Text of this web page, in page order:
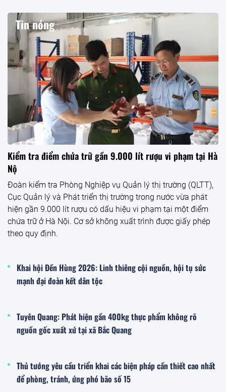
Du lịch Việt Nam bứt phá đầu năm 2026: Kỷ lục mới về lượng
khách quốc tế
ĐỔI MỚI SÁNG TẠO TRONG QUẢN LÝ DOANH NGHIỆP TẠI TẬP
ĐOÀN ĐÈO CẢ: ĐỘNG LỰC NỘI SINH VÀ THÁCH THỨC THỂ CHẾ
Xăng dầu biến động: Gánh nặng chi phí và bài toán ổn định thị
trường
Xúc tiến và Đầu tư
Trung tâm Truyền thông – Truyền hình Chống hàng giả
bảo vệ thương hiệu hợp tác AAP phát triển giải pháp xác
thực tài sản đấu giá
đấu giá tài sản (AAP) và Trung tâm Truyền thông – Truyền
hình chống hàng giả bảo vệ thương hiệu (HATAP) đã tổ
chức cuộc họp và thống nhất ký kết biên bản ghi nhớ hợp